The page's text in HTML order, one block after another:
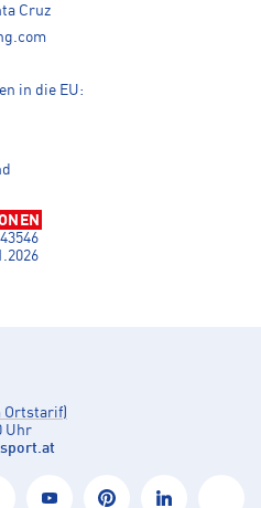
Cruz
in die EU:
Ortstarif)
Uhr